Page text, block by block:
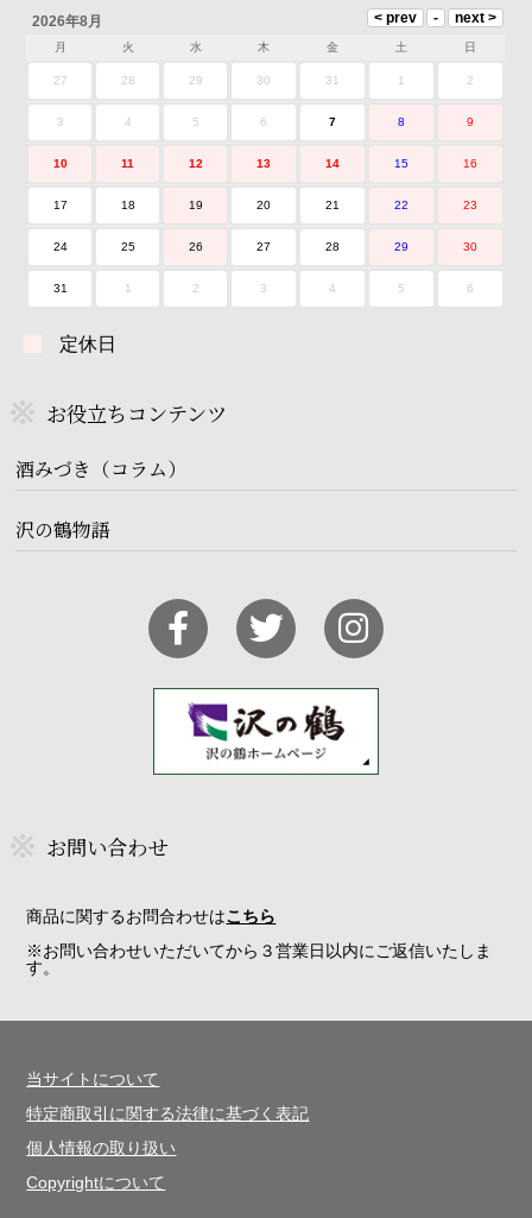
2026年8月
月 火 水 木 金 土 日
27 28 29 30 31 1 2
3 4 5 6 7 8 9
10 11 12 13 14 15 16
17 18 19 20 21 22 23
24 25 26 27 28 29 30
31 1 2 3 4 5 6
定休日
お役立ちコンテンツ
酒みづき（コラム）
沢の鶴物語
お問い合わせ
商品に関するお問合わせはこちら
※お問い合わせいただいてから３営業日以内にご返信いたしま
す。
当サイトについて
特定商取引に関する法律に基づく表記
個人情報の取り扱い
Copyrightについて